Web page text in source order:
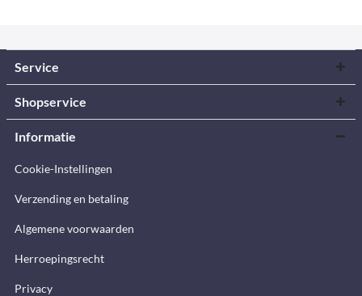
Service
Shopservice
Informatie
Cookie-Instellingen
Verzending en betaling
Algemene voorwaarden
Herroepingsrecht
Privacy